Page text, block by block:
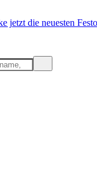
jetzt die neuesten